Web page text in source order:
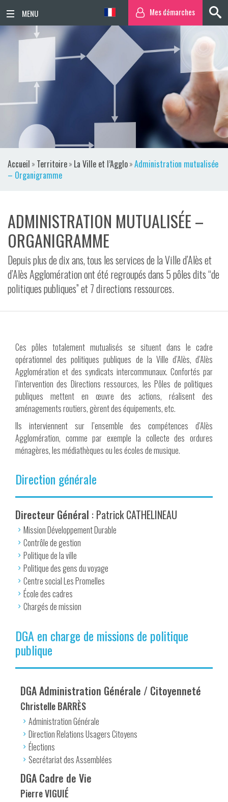
ACCUEIL
AGENDA
TERRITOIRE
VIE QUOTIDIENNE
SORTIR / BOUGER
ESPACE PRESSE
VIDÉOS
CONTACT
Mes démarches
Accueil » Territoire» La Ville et l’Agglo»Administration mutualisée
– Organigramme
ADMINISTRATION MUTUALISÉE –
ORGANIGRAMME
Depuis plus de dix ans, tous les services de la Ville d’Alès et
d’Alès Agglomération ont été regroupés dans 5 pôles dits “de
politiques publiques” et 7 directions ressources.
Ces pôles totalement mutualisés se situent dans le cadre
opérationnel des politiques publiques de la Ville d’Alès, d’Alès
Agglomération et des syndicats intercommunaux. Confortés par
l’intervention des Directions ressources, les Pôles de politiques
publiques mettent en œuvre des actions, réalisent des
aménagements routiers, gèrent des équipements, etc.
Ils interviennent sur l’ensemble des compétences d’Alès
Agglomération, comme par exemple la collecte des ordures
ménagères, les médiathèques ou les écoles de musique.
Direction générale
Directeur Général : Patrick CATHELINEAU
Mission Développement Durable
Contrôle de gestion
Politique de la ville
Politique des gens du voyage
Centre social Les Promelles
École des cadres
Chargés de mission
DGA en charge de missions de politique
publique
DGA Administration Générale / Citoyenneté
Christelle BARRÈS
Administration Générale
Direction Relations Usagers Citoyens
Élections
Secrétariat des Assemblées
DGA Cadre de Vie
Pierre VIGUIÉ